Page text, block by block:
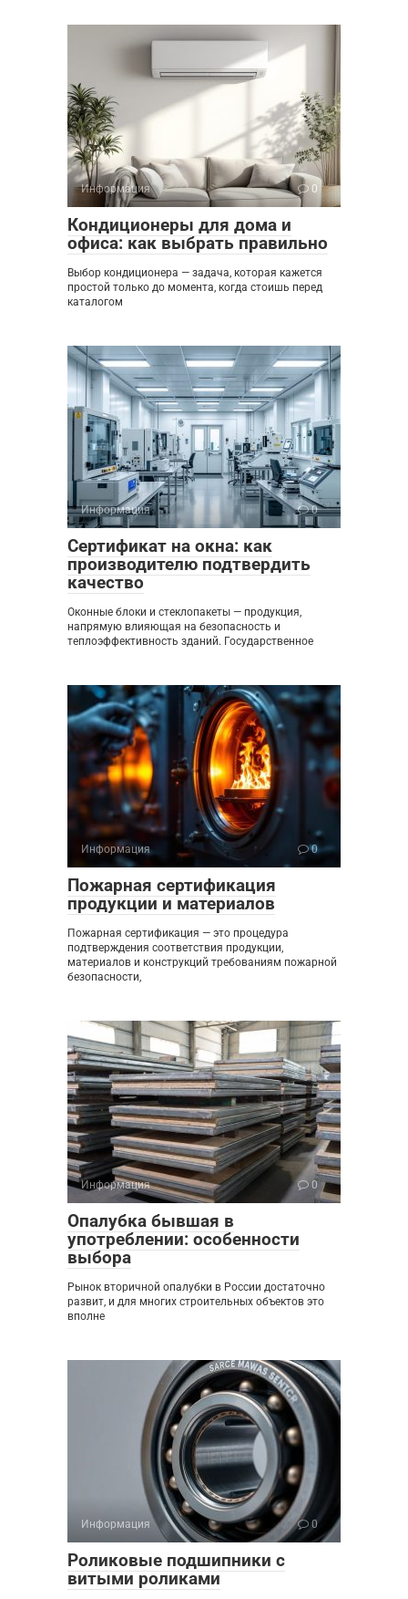
Информация 0
Кондиционеры для дома и
офиса: как выбрать правильно
Выбор кондиционера — задача, которая кажется
простой только до момента, когда стоишь перед
каталогом
Информация 0
Сертификат на окна: как
производителю подтвердить
качество
Оконные блоки и стеклопакеты — продукция,
напрямую влияющая на безопасность и
теплоэффективность зданий. Государственное
Информация 0
Пожарная сертификация
продукции и материалов
Пожарная сертификация — это процедура
подтверждения соответствия продукции,
материалов и конструкций требованиям пожарной
безопасности,
Информация 0
Опалубка бывшая в
употреблении: особенности
выбора
Рынок вторичной опалубки в России достаточно
развит, и для многих строительных объектов это
вполне
Информация 0
Роликовые подшипники с
витыми роликами